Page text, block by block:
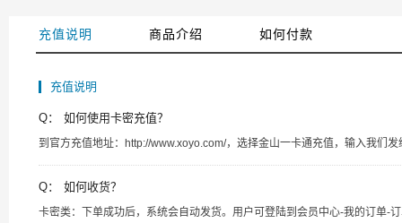
充值说明 商品介绍 如何付款
充值说明
Q： 如何使用卡密充值？
到官方充值地址：http://www.xoyo.com/，选择金山一卡通充值，输入我们
Q： 如何收货？
卡密类：下单成功后，系统会自动发货。用户可登陆到会员中心-我的订单-